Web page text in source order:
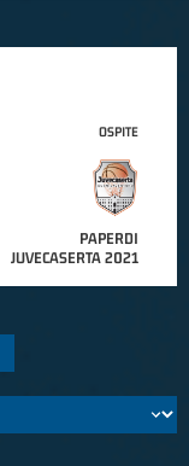
OSPITE
PAPERDI
JUVECASERTA 2021